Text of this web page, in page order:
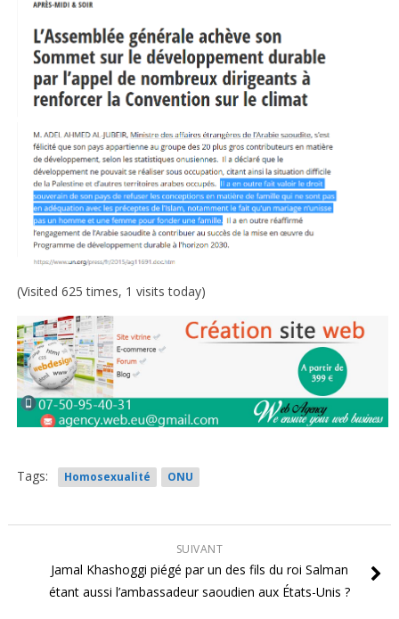
(Visited 625 times, 1 visits today)
Tags: Homosexualité ONU
SUIVANT
Jamal Khashoggi piégé par un des fils du roi Salman
étant aussi l’ambassadeur saoudien aux États-Unis ?